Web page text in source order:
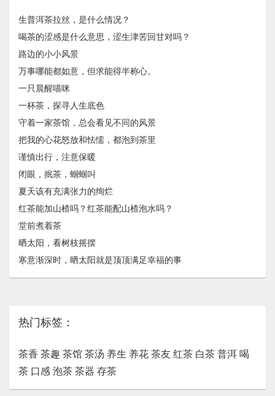
生普洱茶拉丝，是什么情况？
喝茶的涩感是什么意思，涩生津苦回甘对吗？
路边的小小风景
万事哪能都如意，但求能得半称心。
一只晨醒喵咪
一杯茶，探寻人生底色
守着一家茶馆，总会看见不同的风景
把我的心花怒放和怯懦，都泡到茶里
谨慎出行，注意保暖
闭眼，抿茶，蝈蝈叫
夏天该有充满张力的绚烂
红茶能加山楂吗？红茶能配山楂泡水吗？
堂前煮着茶
晒太阳，看树枝摇摆
寒意渐深时，晒太阳就是顶顶满足幸福的事
热门标签：
茶香 茶趣 茶馆 茶汤 养生 养花 茶友 红茶 白茶 普洱 喝
茶 口感 泡茶 茶器 存茶